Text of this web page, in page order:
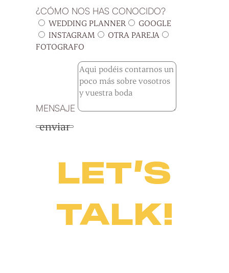
¿CÓMO NOS HAS CONOCIDO?
WEDDING PLANNER
GOOGLE
INSTAGRAM
OTRA PAREJA
FOTOGRAFO
MENSAJE
enviar
LET’S
TALK!